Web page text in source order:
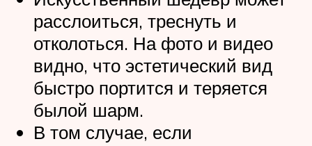
расслоиться, треснуть и
отколоться. На фото и видео
видно, что эстетический вид
быстро портится и теряется
былой шарм.
В том случае, если